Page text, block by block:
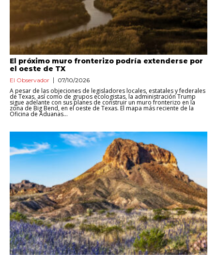
El próximo muro fronterizo podría extenderse por
el oeste de TX
El Observador 07/10/2026
A pesar de las objeciones de legisladores locales, estatales y federales
de Texas, así como de grupos ecologistas, la administración Trump
sigue adelante con sus planes de construir un muro fronterizo en la
zona de Big Bend, en el oeste de Texas. El mapa más reciente de la
Oficina de Aduanas...